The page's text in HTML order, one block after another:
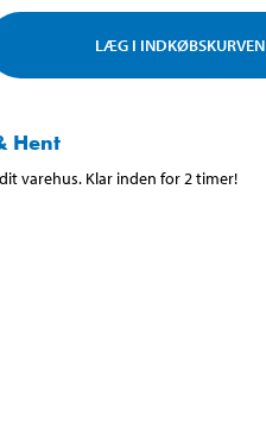
LÆG I INDKØBSKURVEN
Hent
varehus. Klar inden for 2 timer!